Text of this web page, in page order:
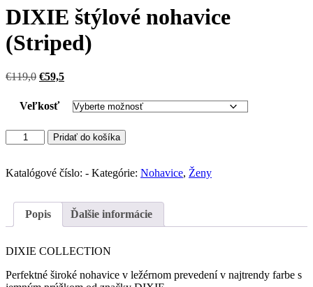
DIXIE štýlové nohavice
(Striped)
€119,0 Pôvodná
bola:
€119,0.
€59,5Aktuálna
je:
€59,5.
Veľkosť
množstvo
DIXIE
nohavice
Pridať do košíka
Katalógové číslo: - Kategórie: Nohavice, Ženy
Popis Ďalšie informácie
DIXIE COLLECTION
Perfektné široké nohavice v ležérnom prevedení v najtrendy farbe s